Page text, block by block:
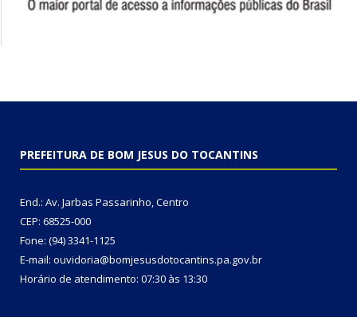
PREFEITURA DE BOM JESUS DO TOCANTINS
End.: Av. Jarbas Passarinho, Centro
CEP: 68525-000
Fone: (94) 3341-1125
E-mail: ouvidoria@bomjesusdotocantins.pa.gov.br
Horário de atendimento: 07:30 às 13:30